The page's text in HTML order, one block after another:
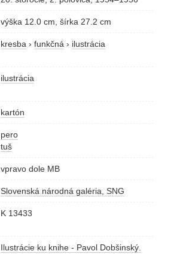
výška 12.0 cm, šírka 27.2 cm
kresba › funkčná › ilustrácia
ilustrácia
kartón
pero
tuš
vpravo dole MB
Slovenská národná galéria, SNG
K 13433
Ilustrácie ku knihe - Pavol Dobšinský.